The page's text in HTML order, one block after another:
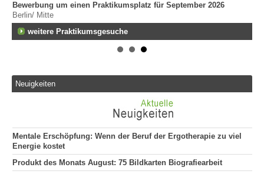
Bewerbung um einen Praktikumsplatz für September 2026
Berlin/ Mitte
weitere Praktikumsgesuche
Neuigkeiten
Mentale Erschöpfung: Wenn der Beruf der Ergotherapie zu viel
Energie kostet
Produkt des Monats August: 75 Bildkarten Biografiearbeit